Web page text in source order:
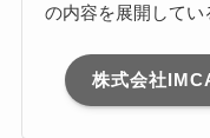
の内容を展開してい
株式会社